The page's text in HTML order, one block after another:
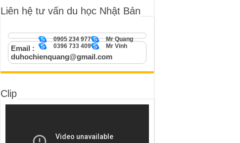
Liên hệ tư vấn du học Nhật Bản
Mr Quang
0905 234 977
Mr Vinh
0396 733 409
Email :
duhochienquang@gmail.com
Clip